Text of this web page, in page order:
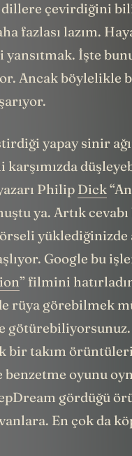
dillere çevirdiğini
fazlası lazım.
İşte
Ancak böylelikle
yapay sinir
karşımızda
Philip Dick
ya. Artık
yüklediğinizde
Google bu
” filmini
rüya görebilmek
bir takım
benzetme oyunu
gördüğü
En çok da